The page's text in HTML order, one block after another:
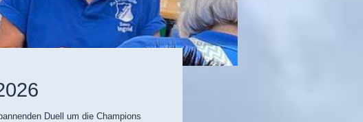
Duell um die Champions